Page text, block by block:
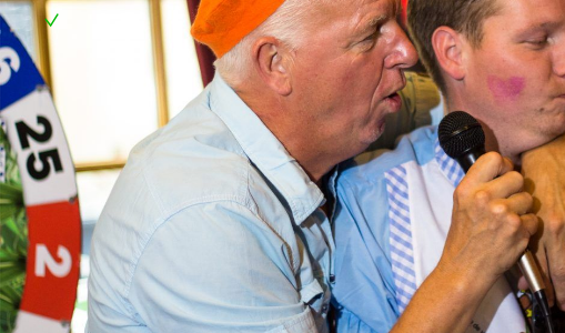
Te boeken op uw gewenste dag en tijdstip!
Handige Tip:
Niet telkens uw knip hoeven trekken om uw drankje af te rekenen?
persoon per uur (excl. BTW) kunt u gebruikmaken van het
onbeperkt kunt genieten van bier, fris, huiswijn, koffie en thee. Zo
niet voor verrassingen te staan!
Reservering voor kleinere groepen:
Komt u niet aan het minimale aantal deelnemers voor dit
bent voor het minimale aantal te betalen, kunt u ook gewoon
boeken!